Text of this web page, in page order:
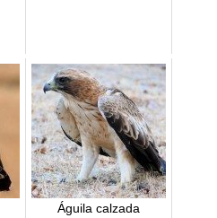
Águila calzada